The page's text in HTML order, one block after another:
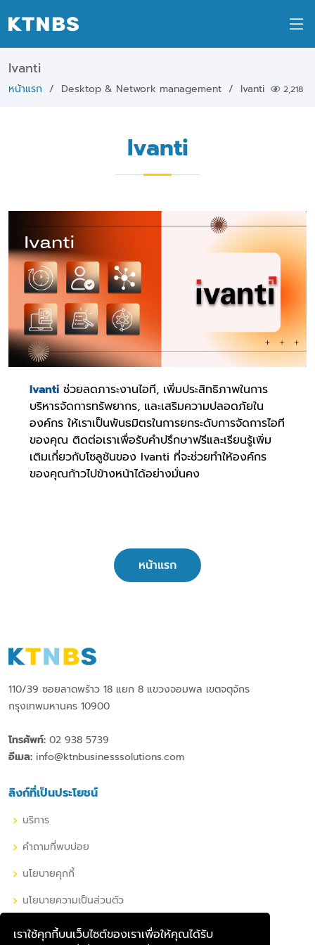
เราใช้คุกกี้บนเว็บไซต์ของเราเพื่อให้คุณได้รับ
Ivanti
หน้าแรก Desktop & Network management Ivanti 2,218
Ivanti
Ivanti ช่วยลดภาระงานไอที, เพิ่มประสิทธิภาพในการ
บริหารจัดการทรัพยากร, และเสริมความปลอดภัยใน
องค์กร ให้เราเป็นพันธมิตรในการยกระดับการจัดการไอที
ของคุณ ติดต่อเราเพื่อรับคำปรึกษาฟรีและเรียนรู้เพิ่ม
เติมเกี่ยวกับโซลูชันของ Ivanti ที่จะช่วยทำให้องค์กร
ของคุณก้าวไปข้างหน้าได้อย่างมั่นคง
หน้าแรก
110/39 ซอยลาดพร้าว 18 แยก 8 แขวงจอมพล เขตจตุจักร
กรุงเทพมหานคร 10900
โทรศัพท์: 02 938 5739
อีเมล: info@ktnbusinesssolutions.com
ลิงก์ที่เป็นประโยชน์
บริการ
คำถามที่พบบ่อย
นโยบายคุกกี้
นโยบายความเป็นส่วนตัว
เครือข่ายโซเชียลของเรา